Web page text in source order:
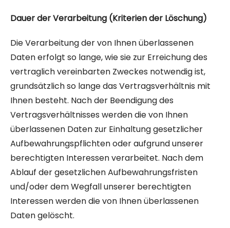
Dauer der Verarbeitung (Kriterien der Löschung)
Die Verarbeitung der von Ihnen überlassenen
Daten erfolgt so lange, wie sie zur Erreichung des
vertraglich vereinbarten Zweckes notwendig ist,
grundsätzlich so lange das Vertragsverhältnis mit
Ihnen besteht. Nach der Beendigung des
Vertragsverhältnisses werden die von Ihnen
überlassenen Daten zur Einhaltung gesetzlicher
Aufbewahrungspflichten oder aufgrund unserer
berechtigten Interessen verarbeitet. Nach dem
Ablauf der gesetzlichen Aufbewahrungsfristen
und/oder dem Wegfall unserer berechtigten
Interessen werden die von Ihnen überlassenen
Daten gelöscht.